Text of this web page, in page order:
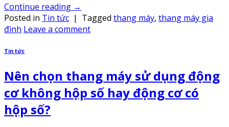
Continue reading →
Posted in Tin tức | Tagged thang máy, thang máy gia
đình Leave a comment
Tin tức
Nên chọn thang máy sử dụng động
cơ không hộp số hay động cơ có
hộp số?